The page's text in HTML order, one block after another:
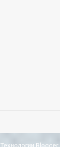
Технологии Blogger